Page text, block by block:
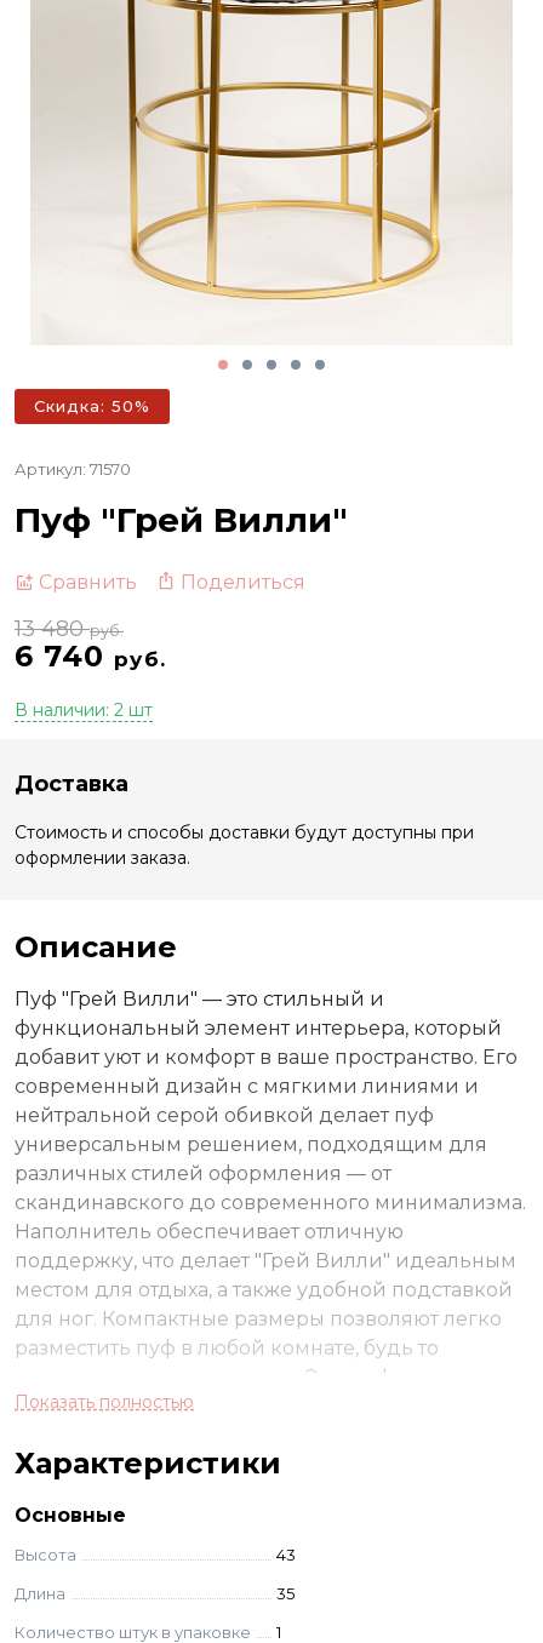
Скидка: 50%
Артикул: 71570
Пуф "Грей Вилли"
Сравнить Поделиться
6 740 руб.
13 480руб.
В наличии: 2 шт
Доставка
Стоимость и способы доставки будут доступны при
оформлении заказа.
Описание
Пуф "Грей Вилли" — это стильный и
функциональный элемент интерьера, который
добавит уют и комфорт в ваше пространство. Его
современный дизайн с мягкими линиями и
нейтральной серой обивкой делает пуф
универсальным решением, подходящим для
различных стилей оформления — от
скандинавского до современного минимализма.
Наполнитель обеспечивает отличную
поддержку, что делает "Грей Вилли" идеальным
местом для отдыха, а также удобной подставкой
для ног. Компактные размеры позволяют легко
разместить пуф в любой комнате, будь то
гостиная, спальня или холл. Этот пуф не только
практичен, но и станет стильным акцентом,
деталям. "Грей Вилли" — это отличный способ
Показать полностью
Характеристики
Основные
Высота
43
Длина
35
Количество штук в упаковке
1